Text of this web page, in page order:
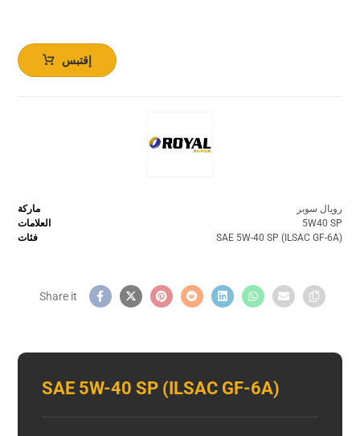
إقتبس
ماركة
رويال سوبر
العلامات
5W40 SP
فئات
SAE 5W-40 SP (ILSAC GF-6A)
SAE 5W-40 SP (ILSAC GF-6A)